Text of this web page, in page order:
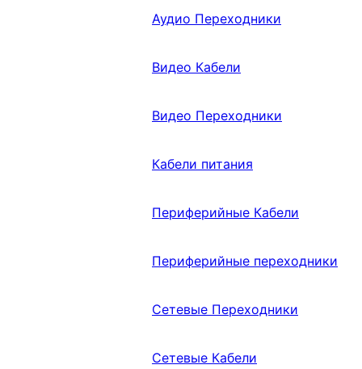
Аудио Переходники
Видео Кабели
Видео Переходники
Кабели питания
Периферийные Кабели
Периферийные переходники
Сетевые Переходники
Сетевые Кабели